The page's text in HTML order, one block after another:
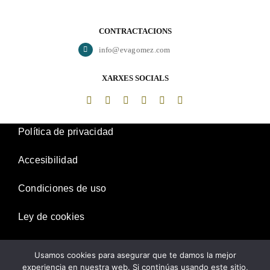
CONTRACTACIONS
info@evagomez.com
XARXES SOCIALS
Política de privacidad
Accesibilidad
Condiciones de uso
Ley de cookies
Usamos cookies para asegurar que te damos la mejor
experiencia en nuestra web. Si continúas usando este sitio,